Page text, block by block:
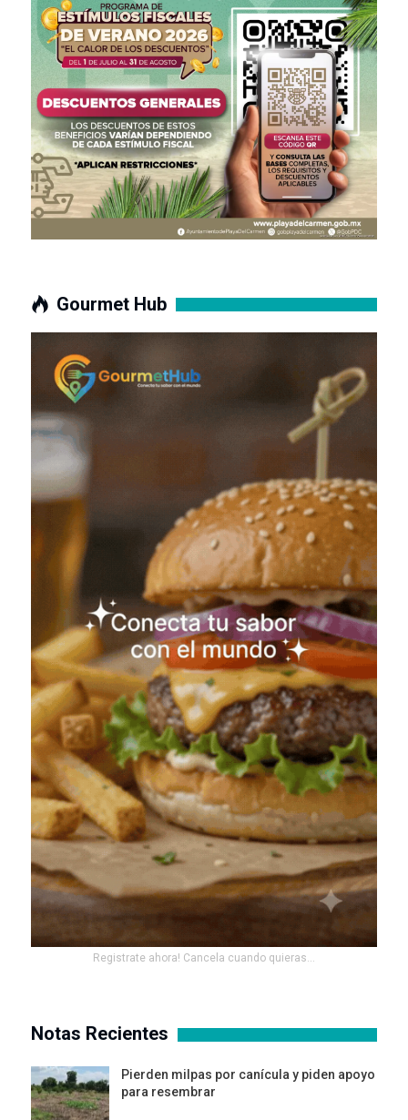
Gourmet Hub
Registrate ahora! Cancela cuando quieras...
Notas Recientes
Pierden milpas por canícula y piden apoyo
para resembrar